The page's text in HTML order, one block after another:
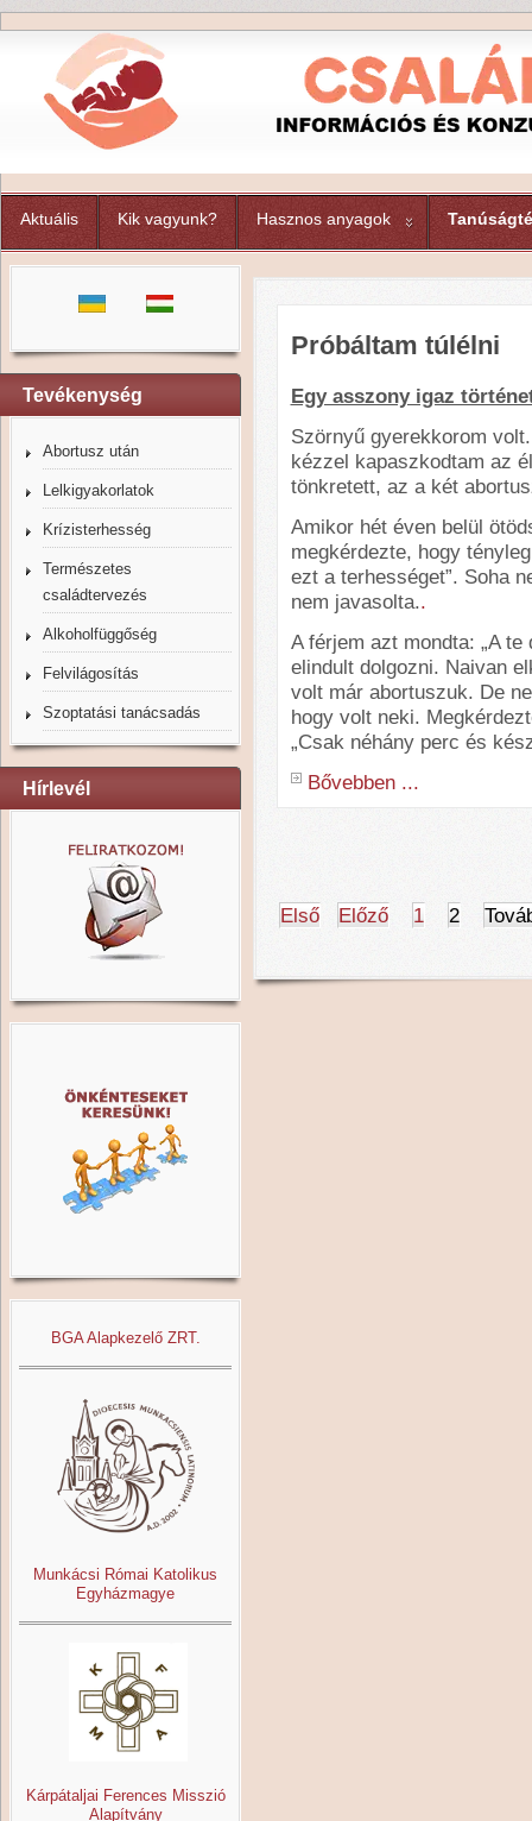
Aktuális Kik vagyunk? Hasznos anyagok
Tevékenység
Abortusz után
Lelkigyakorlatok
Krízisterhesség
Természetes
családtervezés
Alkoholfüggőség
Felvilágosítás
Szoptatási tanácsadás
Hírlevél
BGA Alapkezelő ZRT.
Munkácsi Római Katolikus
Egyházmagye
Kárpátaljai Ferences Misszió
Alapítvány
Próbáltam túlélni
Egy asszony igaz
Szörnyű gyerekkorom
kézzel kapaszkodtam az
tönkretett, az a két
Amikor hét éven belül
megkérdezte, hogy
ezt a terhességet”. Soha
nem javasolta..
A férjem azt mondta: „A
elindult dolgozni. Naivan
volt már abortuszuk. De
hogy volt neki.
„Csak néhány perc és
Bővebben ...
Első Előző 1 2